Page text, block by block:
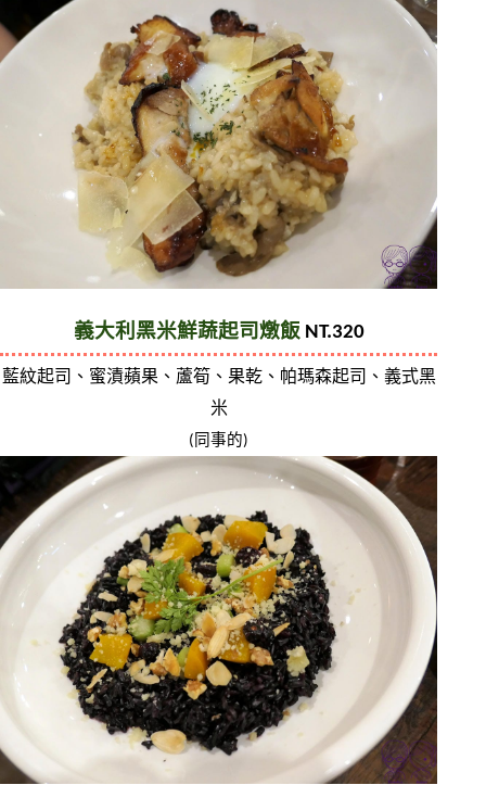
義大利黑米鮮蔬起司燉飯 NT.320
藍紋起司、蜜漬蘋果、蘆筍、果乾、帕瑪森起司、義式黑
米
(同事的)